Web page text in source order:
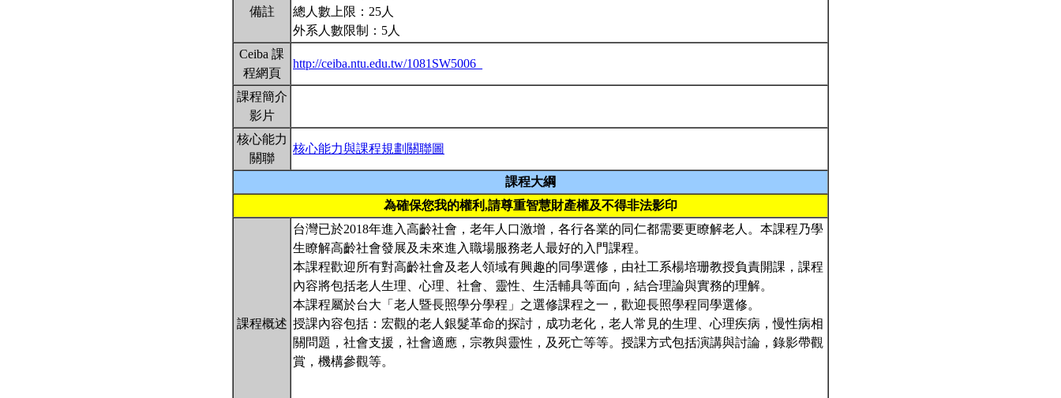
備註
總人數上限：25人
外系人數限制：5人
Ceiba 課
程網頁
http://ceiba.ntu.edu.tw/1081SW5006_
課程簡介
影片
核心能力
關聯
核心能力與課程規劃關聯圖
課程大綱
為確保您我的權利,請尊重智慧財產權及不得非法影印
課程概述
台灣已於2018年進入高齡社會，老年人口激增，各行各業的同仁都需要更瞭解老人。本課程乃學
生瞭解高齡社會發展及未來進入職場服務老人最好的入門課程。
本課程歡迎所有對高齡社會及老人領域有興趣的同學選修，由社工系楊培珊教授負責開課，課程
內容將包括老人生理、心理、社會、靈性、生活輔具等面向，結合理論與實務的理解。
本課程屬於台大「老人暨長照學分學程」之選修課程之一，歡迎長照學程同學選修。
授課內容包括：宏觀的老人銀髮革命的探討，成功老化，老人常見的生理、心理疾病，慢性病相
關問題，社會支援，社會適應，宗教與靈性，及死亡等等。授課方式包括演講與討論，錄影帶觀
賞，機構參觀等。